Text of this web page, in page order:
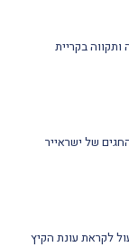
בקריית
של ישראייר
לקראת עונת הקיץ